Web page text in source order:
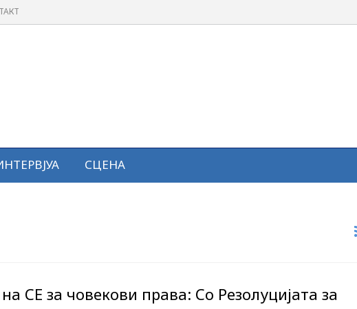
СЦЕНА
СЕ за човекови права: Со Резолуцијата за